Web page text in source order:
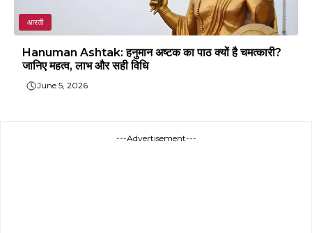
आरती
Hanuman Ashtak: हनुमान अष्टक का पाठ क्यों है चमत्कारी?
जानिए महत्व, लाभ और सही विधि
June 5, 2026
---Advertisement---